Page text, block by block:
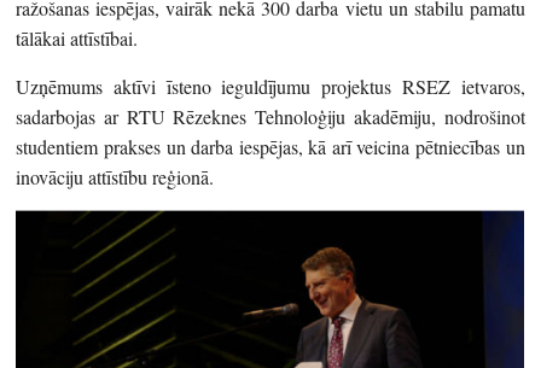
ražošanas iespējas, vairāk nekā 300 darba vietu un stabilu pamatu
tālākai attīstībai.
Uzņēmums aktīvi īsteno ieguldījumu projektus RSEZ ietvaros,
sadarbojas ar RTU Rēzeknes Tehnoloģiju akadēmiju, nodrošinot
studentiem prakses un darba iespējas, kā arī veicina pētniecības un
inovāciju attīstību reģionā.